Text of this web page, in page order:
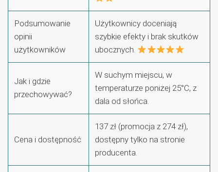
Podsumowanie
opinii
użytkowników
Użytkownicy doceniają
szybkie efekty i brak skutków
ubocznych.
Jak i gdzie
przechowywać?
W suchym miejscu, w
temperaturze poniżej 25°C, z
dala od słońca.
Cena i dostępność
137 zł (promocja z 274 zł),
dostępny tylko na stronie
producenta.